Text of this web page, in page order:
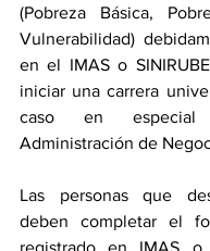
(Pobreza Básica,
Vulnerabilidad)
en el IMAS o
iniciar una carrera
caso en
Administración de
Las personas que
deben completar el
registrado en IMAS o